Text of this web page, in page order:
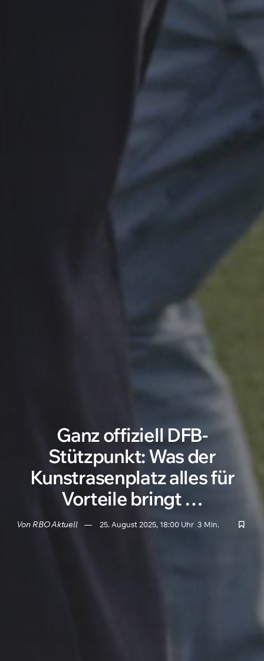
Ganz offiziell DFB-
Stützpunkt: Was der
Kunstrasenplatz alles für
Vorteile bringt …
Von RBO Aktuell 25. August 2025, 18:00 Uhr 3 Min.